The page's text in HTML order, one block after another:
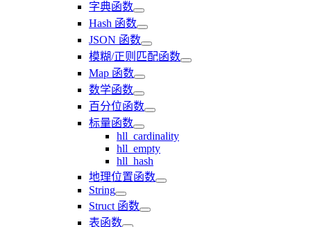
字典函数
Hash 函数
JSON 函数
模糊/正则匹配函数
Map 函数
数学函数
百分位函数
标量函数
hll_cardinality
hll_empty
hll_hash
地理位置函数
String
Struct 函数
表函数